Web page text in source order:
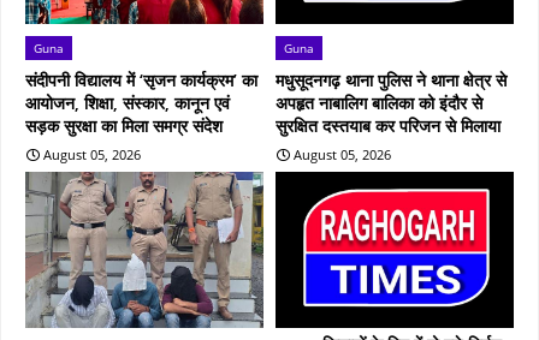
Guna
संदीपनी विद्यालय में ‘सृजन कार्यक्रम’ का
आयोजन, शिक्षा, संस्कार, कानून एवं
सड़क सुरक्षा का मिला समग्र संदेश
August 05, 2026
Guna
मधुसूदनगढ़ थाना पुलिस ने थाना क्षेत्र से
अपहृत नाबालिग बालिका को इंदौर से
सुरक्षित दस्तयाब कर परिजन से मिलाया
August 05, 2026